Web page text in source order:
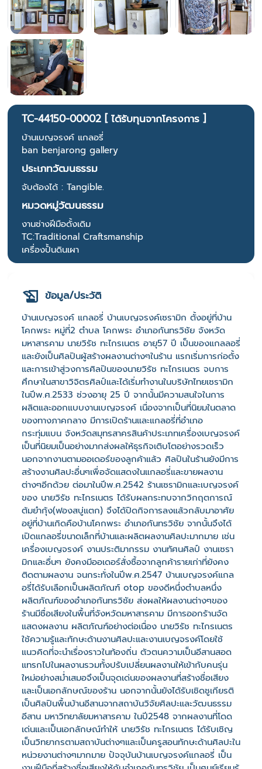
TC-44150-00002 [ ได้รับทุนจากโครงการ ]
บ้านเบญจรงค์ แกลอรี่
ban benjarong gallery
ประเภทวัฒนธรรม
จับต้องได้ : Tangible.
หมวดหมู่วัฒนธรรม
งานช่างฝีมือดั้งเดิม
TC:Traditional Craftsmanship
เครื่องปั้นดินเผา
ข้อมูล/ประวัติ
บ้านเบญจรงค์ แกลอรี่ บ้านเบญจรงค์เซรามิก ตั้งอยู่ที่บ้าน
โคกพระ หมู่ที่2 ตำบล โคกพระ อำเภอกันทรวิชัย จังหวัด
มหาสารคาม นายวิรัช ทะไกรเนตร อายุ57 ปี เป็นของแกลลอรี่
และยังเป็นศิลปินผู้สร้างผลงานต่างๆในร้าน แรกเริ่มการก่อตั้ง
และการเข้าสู่วงการศิลปินของนายวิรัช ทะไกรเนตร จบการ
ศึกษาในสาขาวิจิตรศิลป์และได้เริ่มทำงานในบริษัทไทยเซรามิก
ในปีพ.ศ.2533 ช่วงอายุ 25 ปี จากนั้นมีความสนใจในการ
ผลิตและออกแบบงานเบญจรงค์ เนื่องจากเป็นที่นิยมในตลาด
ของทางภาคกลาง มีการเปิดร้านและแกลอรี่ที่อำเภอ
กระทุ่มแบน จังหวัดสมุทรสาครสินค้าประเภทเครื่องเบญจรงค์
เป็นที่นิยมเป็นอย่างมากส่งผลให้ธุรกิจเติบโตอย่างรวดเร็ว
นอกจากงานตามออเดอร์ของลูกค้าแล้ว ศิลปินในร้านยังมีการ
สร้างงานศิลปะอื่นๆเพื่อจัดแสดงในแกลอรี่และขายผลงาน
ต่างๆอีกด้วย ต่อมาในปีพ.ศ.2542 ร้านเซรามิกและเบญจรงค์
ของ นายวิรัช ทะไกรเนตร ได้รับผลกระทบจากวิกฤตการณ์
ต้มยำกุ้ง(ฟองสบู่แตก) จึงได้ปิดกิจการลงแล้วกลับมาอาศัย
อยู่ที่บ้านเกิดคือบ้านโคกพระ อำเภอกันทรวิชัย จากนั้นจึงได้
เปิดแกลอรี่ขนาดเล็กที่บ้านและผลิตผลงานศิลปะมากมาย เช่น
เครื่องเบญจรงค์ งานประติมากรรม งานทัศนศิลป์ งานเซรา
มิกและอื่นๆ ยังคงมีออเดอร์สั่งซื้อจากลูกค้ารายเก่าที่ยังคง
ติดตามผลงาน จนกระทั่งในปีพ.ศ.2547 บ้านเบญจรงค์แกล
อรี่ได้รับเลือกเป็นผลิตภัณฑ์ otop ของดีหนึ่งตำบลหนึ่ง
ผลิตภัณฑ์ของอำเภอกันทรวิชัย ส่งผลให้ผลงานต่างๆของ
ร้านมีชื่อเสียงในพื้นที่จังหวัดมหาสารคาม มีการออกร้านจัด
แสดงผลงาน ผลิตภัณฑ์อย่างต่อเนื่อง นายวิรัช ทะไกรเนตร
ใช้ความรู้และทักษะด้านงานศิลปะและงานเบญจรงค์โดยใช้
แนวคิดที่จะนำเรื่องราวในท้องถิ่น ตัวตนความเป็นอีสานสอด
แทรกไปในผลงานรวมทั้งปรับเปลี่ยนผลงานให้เข้ากับคนรุ่น
ใหม่อย่างสม่ำเสมอจึงเป็นจุดเด่นของผลงานที่สร้างชื่อเสียง
และเป็นเอกลักษณ์ของร้าน นอกจากนั้นยังได้รับเชิดชูเกียรติ
เป็นศิลปินพื้นบ้านอีสานจากสถาบันวิจัยศิลปะและวัฒนธรรม
อีสาน มหาวิทยาลัยมหาสารคาม ในปี2548 จากผลงานที่โดด
เด่นและเป็นเอกลักษณ์ทำให้ นายวิรัช ทะไกรเนตร ได้รับเชิญ
เป็นวิทยากรตามสถาบันต่างๆและเป็นครูสอนทักษะด้านศิลปะใน
หน่วยงานต่างๆมากมาย ปัจจุบันบ้านเบญจรงค์แกลอรี่ เป็น